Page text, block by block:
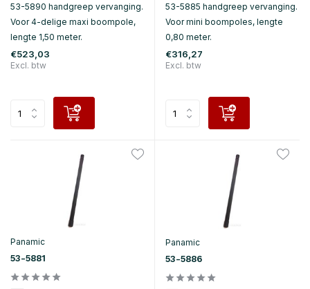
53-5890 handgreep vervanging.
Voor 4-delige maxi boompole,
lengte 1,50 meter.
€523,03
Excl. btw
53-5885 handgreep vervanging.
Voor mini boompoles, lengte
0,80 meter.
€316,27
Excl. btw
Panamic
53-5881
Panamic
53-5886